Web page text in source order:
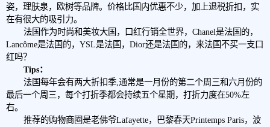
姿，理肤泉，欧树等品牌。价格比国内优惠不少，加上退税折扣，实
在有很大的吸引力。
法国作为时尚和美妆大国，口红行销全世界，Chanel是法国的，
Lancôme是法国的，YSL是法国，Dior还是法国的，来法国不买一支口
红吗？
Tips：
法国每年会有两大折扣季,通常是一月份的第二个周三和六月份的
最后一个周三，每个打折季都会持续五个星期，打折力度在50%左
右。
推荐的购物商圈是老佛爷Lafayette，巴黎春天Printemps Paris，波